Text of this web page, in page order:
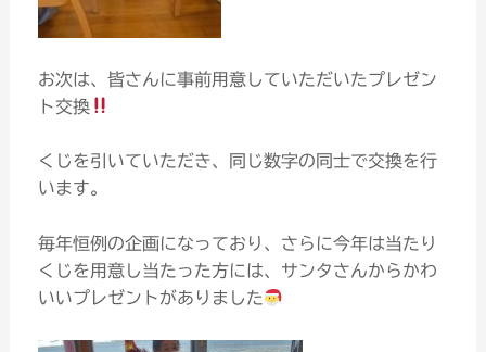
お次は、皆さんに事前用意していただいたプレゼン
ト交換
くじを引いていただき、同じ数字の同士で交換を行
います。
毎年恒例の企画になっており、さらに今年は当たり
くじを用意し当たった方には、サンタさんからかわ
いいプレゼントがありました